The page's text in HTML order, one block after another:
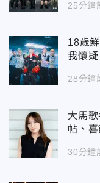
25分鐘
18歲
我懷
28分鐘
大馬
帖、
30分鐘